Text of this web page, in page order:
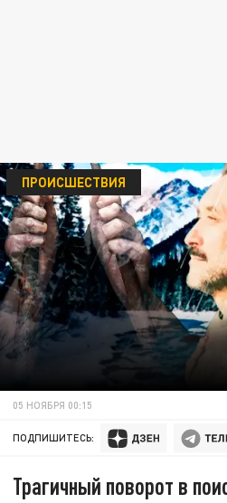
ПРОИСШЕСТВИЯ
05 НОЯБРЯ 00:15
ПОДПИШИТЕСЬ:
Трагичный поворот в